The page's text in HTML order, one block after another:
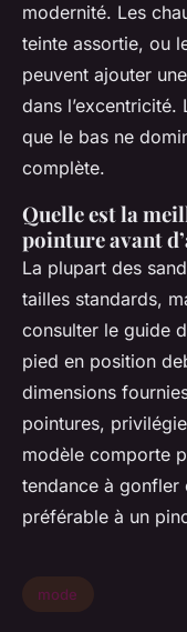
modernité. Les
teinte assortie, ou
peuvent ajouter
dans l’excentricité.
que le bas ne
complète.
Quelle est la
pointure avant
La plupart des
tailles standards,
consulter le guide
pied en position
dimensions
pointures,
modèle comporte
tendance à gonfler
préférable à un
mode